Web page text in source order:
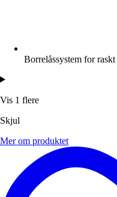
Borrelåssystem for
Vis 1 flere
Skjul
Mer om produktet